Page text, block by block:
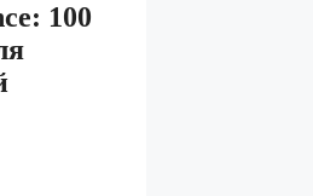
100